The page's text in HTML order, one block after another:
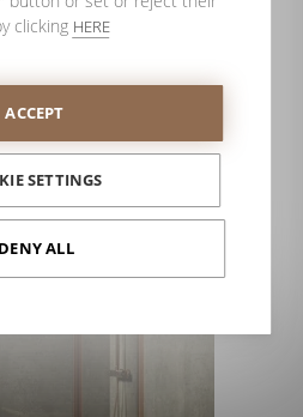
às necessidades dos
clicking HERE
ACCEPT
SETTINGS
DENY ALL